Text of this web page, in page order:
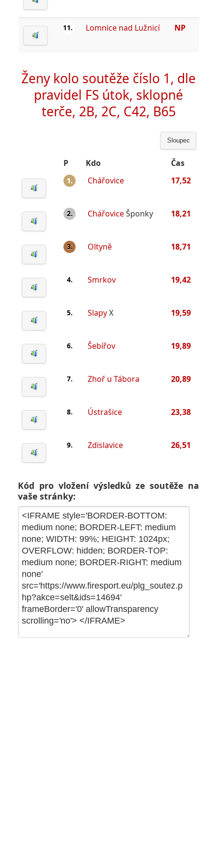
11. Lomnice nad Lužnicí NP
Ženy kolo soutěže číslo 1, dle
pravidel FS útok, sklopné
terče, 2B, 2C, C42, B65
Sloupec
P Kdo Čas
1. Chářovice 17,52
2. ChářoviceŠponky 18,21
3. Oltyně 18,71
4. Smrkov 19,42
5. SlapyX 19,59
6. Šebířov 19,89
7. Zhoř u Tábora 20,89
8. Ústrašice 23,38
9. Zdislavice 26,51
Kód pro vložení výsledků ze soutěže na
vaše stránky: